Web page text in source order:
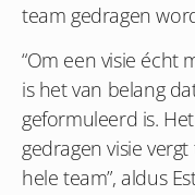
team gedragen
“Om een visie écht
is het van belang
geformuleerd is.
gedragen visie
hele team”, aldus